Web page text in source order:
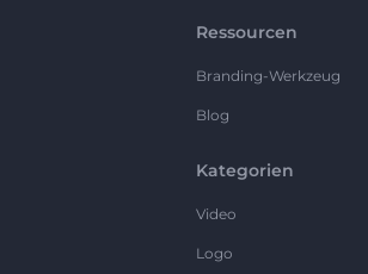
Ressourcen
Branding-Werkzeug
Blog
Kategorien
Video
Logo